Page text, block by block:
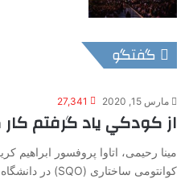
گفتگو
مارس 15, 2020 27,341
از كودكي ياد گرفتم
مینا رحیمی، اتاوا پروفسور
کوانتومی ساختاری (SQO) در دانشگاه اتاوا است. او همچنین استاد پاره…